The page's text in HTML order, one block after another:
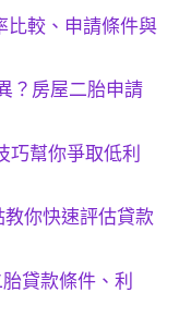
比較、申請條件與
？房屋二胎申請
巧幫你爭取低利
你快速評估貸款
貸款條件、利